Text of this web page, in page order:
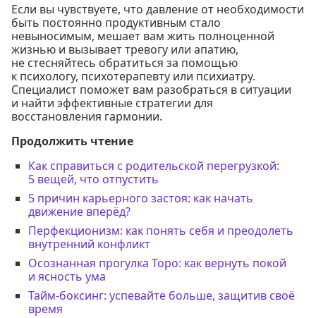
Если вы чувствуете, что давление от необходимости
быть постоянно продуктивным стало
невыносимым, мешает вам жить полноценной
жизнью и вызывает тревогу или апатию,
не стесняйтесь обратиться за помощью
к психологу, психотерапевту или психиатру.
Специалист поможет вам разобраться в ситуации
и найти эффективные стратегии для
восстановления гармонии.
Продолжить чтение
Как справиться с родительской перегрузкой:
5 вещей, что отпустить
5 причин карьерного застоя: как начать
движение вперёд?
Перфекционизм: как понять себя и преодолеть
внутренний конфликт
Осознанная прогулка Торо: как вернуть покой
и ясность ума
Тайм-боксинг: успевайте больше, защитив своё
время